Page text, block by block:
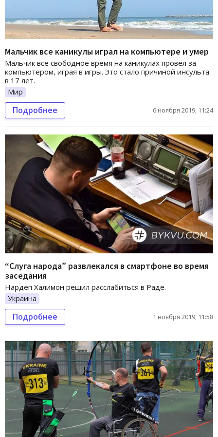
Мальчик все каникулы играл на компьютере и умер
Мальчик все свободное время на каникулах провел за
компьютером, играя в игры. Это стало причиной инсульта
в 17 лет.
Мир
Подробнее 6 ноября 2019, 11:24
“Слуга народа” развлекался в смартфоне во время
заседания
Нардеп Халимон решил расслабиться в Раде.
Украина
Подробнее 1 ноября 2019, 11:58